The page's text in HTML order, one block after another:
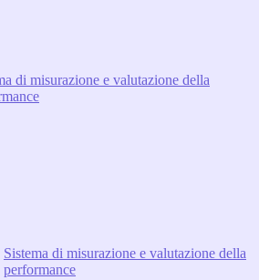
di misurazione e valutazione della
Sistema di misurazione e valutazione della
performance